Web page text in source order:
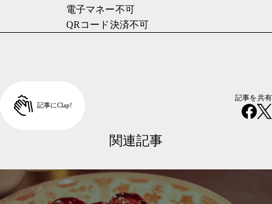
電子マネー不可
QRコード決済不可
記事を共有
関連記事